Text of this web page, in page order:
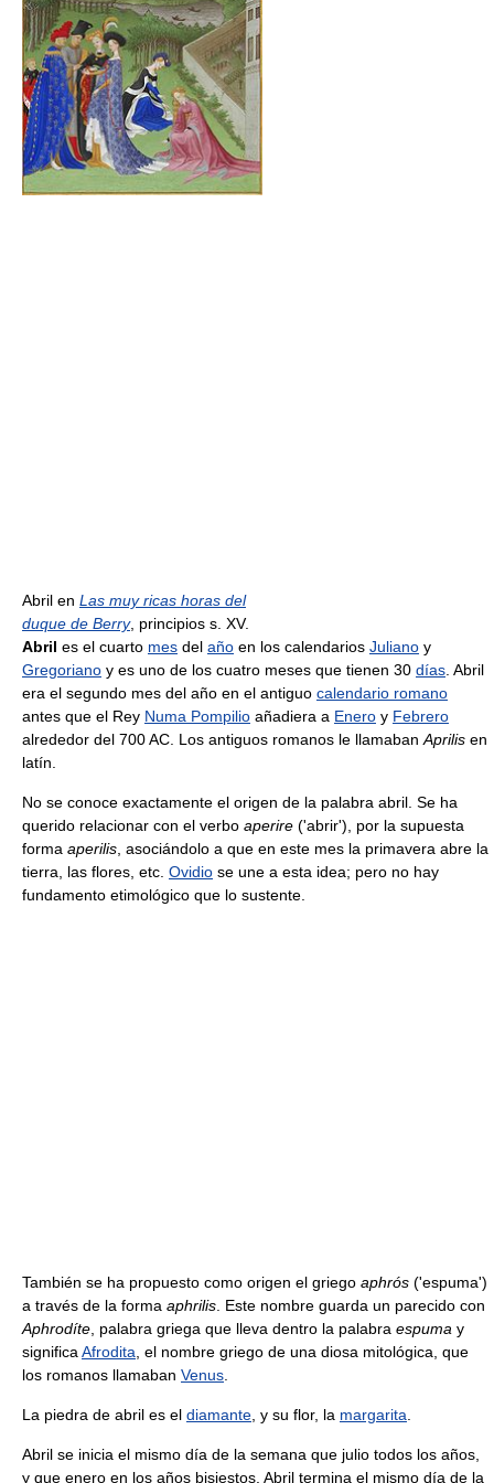
Abril en Las muy ricas horas del
duque de Berry, principios s. XV.
Abril es el cuarto mes del año en los calendarios Juliano y
Gregoriano y es uno de los cuatro meses que tienen 30 días . Abril
era el segundo mes del año en el antiguo calendario romano
antes que el Rey Numa Pompilio añadiera a Enero y Febrero
alrededor del 700 AC. Los antiguos romanos le llamaban Aprilis en
latín.
No se conoce exactamente el origen de la palabra abril. Se ha
querido relacionar con el verbo aperire ('abrir'), por la supuesta
forma aperilis , asociándolo a que en este mes la primavera abre la
tierra, las flores, etc. Ovidio se une a esta idea; pero no hay
fundamento etimológico que lo sustente.
También se ha propuesto como origen el griego aphrós ('espuma')
a través de la forma aphrilis . Este nombre guarda un parecido con
Aphrodíte , palabra griega que lleva dentro la palabra espuma y
significa Afrodita , el nombre griego de una diosa mitológica, que
los romanos llamaban Venus
La piedra de abril es el diamante , y su flor, la margarita
Abril se inicia el mismo día de la semana que julio todos los años,
y que enero en los años bisiestos. Abril termina el mismo día de la